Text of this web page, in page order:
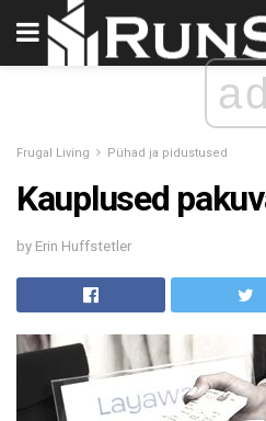
ad
Frugal Living Pühad ja pidustused
Kauplused
by Erin Huffstetler